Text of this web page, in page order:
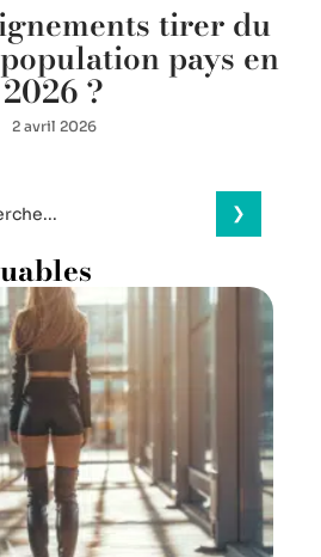
tirer du
pays en
2026 ?
2 avril 2026